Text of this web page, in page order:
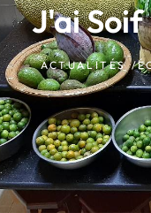
J'ai Soif
ACTUALITÉS /